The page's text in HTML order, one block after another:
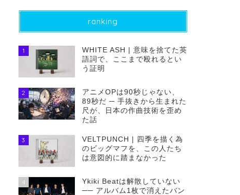
ranking
1
WHITE ASH | 意味を捨てた英
語詞で、ここまで殴れるとい
う証明
2
アニメOPは90秒じゃない、
89秒だ ─ 手抜きから生まれた
尺が、日本の作曲技術を歪め
た話
3
VELTPUNCH | 四季を描く為
のビッグマフを、この人たち
は意図的に踏まなかった
4
Ykiki Beatは解散していない
── アルバム1枚で消えたバン